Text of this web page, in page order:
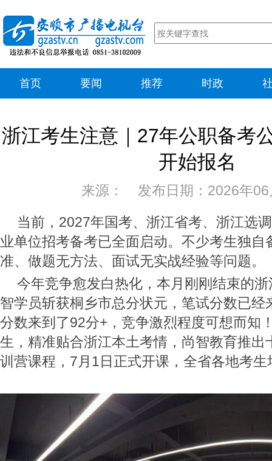
首页 要闻 推荐 时政
浙江考生注意｜27年公职备考
开始报名
来源： 发布日期：2026年06
当前，2027年国考、浙江省考、浙江选
业单位招考备考已全面启动。不少考生独自
准、做题无方法、面试无实战经验等问题。
今年竞争愈发白热化，本月刚刚结束的
智学员斩获桐乡市总分状元，笔试分数已经
分数来到了92分+，竞争激烈程度可想而知
生，精准贴合浙江本土考情，尚智教育推出
训营课程，7月1日正式开课，全省各地考